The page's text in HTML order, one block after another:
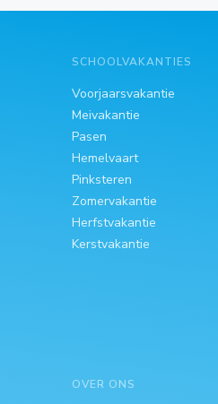
SCHOOLVAKANTIES
Voorjaarsvakantie
Meivakantie
Pasen
Hemelvaart
Pinksteren
Zomervakantie
Herfstvakantie
Kerstvakantie
OVER ONS